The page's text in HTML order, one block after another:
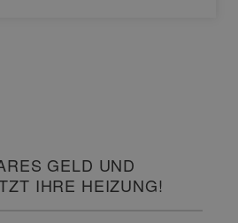
GELD UND
IHRE HEIZUNG!